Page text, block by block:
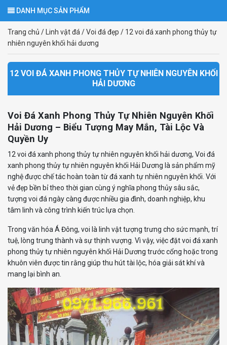
DANH MỤC SẢN PHẨM
Trang chủ / Linh vật đá /Voi đá đẹp / 12 voi đá xanh phong thủy tự
nhiên nguyên khối hải dương
12 VOI ĐÁ XANH PHONG THỦY TỰ NHIÊN NGUYÊN KHỐI
HẢI DƯƠNG
Voi Đá Xanh Phong Thủy Tự Nhiên Nguyên Khối
Hải Dương – Biểu Tượng May Mắn, Tài Lộc Và
Quyền Uy
12 voi đá xanh phong thủytự nhiên nguyên khối hải dương, Voi đá
xanh phong thủy tự nhiên nguyên khối Hải Dương là sản phẩm mỹ
nghệ được chế tác hoàn toàn từ đá xanh tự nhiên nguyên khối. Với
vẻ đẹp bền bỉ theo thời gian cùng ý nghĩa phong thủy sâu sắc,
tượng voi đá ngày càng được nhiều gia đình, doanh nghiệp, khu
tâm linh và công trình kiến trúc lựa chọn.
Trong văn hóa Á Đông, voi là linh vật tượng trưng cho sức mạnh, trí
tuệ, lòng trung thành và sự thịnh vượng. Vì vậy, việc đặt voi đá xanh
phong thủy tự nhiên nguyên khối Hải Dương trước cổng hoặc trong
khuôn viên được tin rằng giúp thu hút tài lộc, hóa giải sát khí và
mang lại bình an.